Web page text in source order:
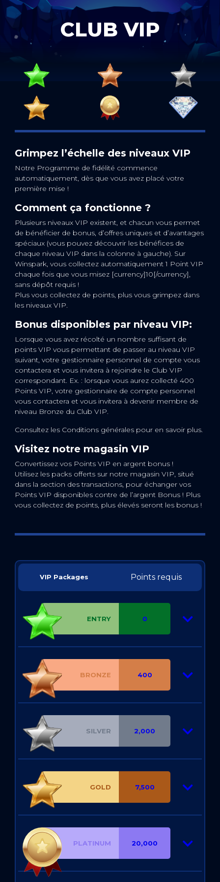
CLUB VIP
Grimpez l’échelle des niveaux VIP
Notre Programme de fidélité commence
automatiquement, dès que vous avez placé votre
première mise !
Comment ça fonctionne ?
Plusieurs niveaux VIP existent, et chacun vous permet
de bénéficier de bonus, d’offres uniques et d’avantages
spéciaux (vous pouvez découvrir les bénéfices de
chaque niveau VIP dans la colonne à gauche). Sur
Winspark, vous collectez automatiquement 1 Point VIP
chaque fois que vous misez [currency]10[/currency],
sans dépôt requis !
Plus vous collectez de points, plus vous grimpez dans
les niveaux VIP.
Bonus disponibles par niveau VIP:
Lorsque vous avez récolté un nombre suffisant de
points VIP vous permettant de passer au niveau VIP
suivant, votre gestionnaire personnel de compte vous
contactera et vous invitera à rejoindre le Club VIP
correspondant. Ex. : lorsque vous aurez collecté 400
Points VIP, votre gestionnaire de compte personnel
vous contactera et vous invitera à devenir membre de
niveau Bronze du Club VIP.
Consultez les Conditions générales pour en savoir plus.
Visitez notre magasin VIP
Convertissez vos Points VIP en argent bonus !
Utilisez les packs offerts sur notre magasin VIP, situé
dans la section des transactions, pour échanger vos
Points VIP disponibles contre de l’argent Bonus ! Plus
vous collectez de points, plus élevés seront les bonus !
VIP Packages Points requis
ENTRY 0
BRONZE 400
SILVER 2,000
GOLD 7,500
PLATINUM 20,000